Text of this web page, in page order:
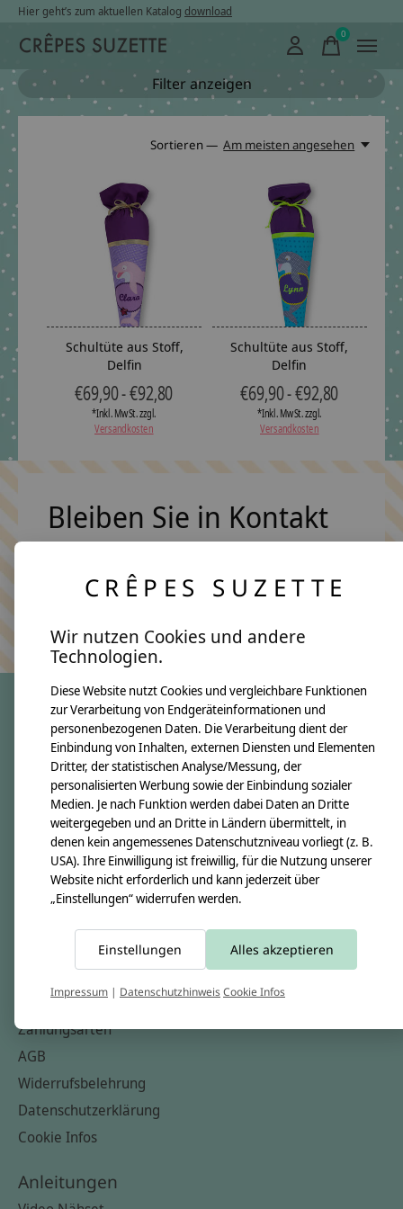
Hier geht’s zum aktuellen Katalog download
0items
Filter anzeigen
Sortieren — Am meisten angesehen
Schultüte aus Stoff,
Delfin
€69,90 - €92,80
*Inkl. MwSt. zzgl.
Versandkosten
Schultüte aus Stoff,
Delfin
€69,90 - €92,80
*Inkl. MwSt. zzgl.
Versandkosten
Bleiben Sie in Kontakt
crêpes suzette
Über uns
Unsere Creppies
Nähkästchen
Unsere Stoffe
Impressum
Versandkosten & Rücksendungen
Zahlungsarten
AGB
Widerrufsbelehrung
Datenschutzerklärung
Cookie Infos
Anleitungen
CRÊPES SUZETTE
Wir nutzen Cookies und andere
Technologien.
Diese Website nutzt Cookies und vergleichbare Funktionen
zur Verarbeitung von Endgeräteinformationen und
personenbezogenen Daten. Die Verarbeitung dient der
Einbindung von Inhalten, externen Diensten und Elementen
Dritter, der statistischen Analyse/Messung, der
personalisierten Werbung sowie der Einbindung sozialer
Medien. Je nach Funktion werden dabei Daten an Dritte
weitergegeben und an Dritte in Ländern übermittelt, in
denen kein angemessenes Datenschutzniveau vorliegt (z. B.
USA). Ihre Einwilligung ist freiwillig, für die Nutzung unserer
Website nicht erforderlich und kann jederzeit über
„Einstellungen“ widerrufen werden.
Einstellungen Alles akzeptieren
Impressum | DatenschutzhinweisCookie Infos